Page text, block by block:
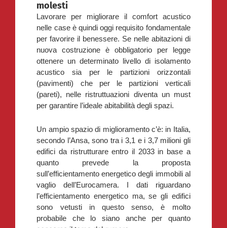
molesti
Lavorare per migliorare il comfort acustico
nelle case è quindi oggi requisito fondamentale
per favorire il benessere. Se nelle abitazioni di
nuova costruzione è obbligatorio per legge
ottenere un determinato livello di isolamento
acustico sia per le partizioni orizzontali
(pavimenti) che per le partizioni verticali
(pareti), nelle ristruttuazioni diventa un must
per garantire l’ideale abitabilità degli spazi.
Un ampio spazio di miglioramento c’è: in Italia,
secondo l’Ansa, sono tra i 3,1 e i 3,7 milioni gli
edifici da ristrutturare entro il 2033 in base a
quanto prevede la proposta
sull’efficientamento energetico degli immobili al
vaglio dell’Eurocamera. I dati riguardano
l’efficientamento energetico ma, se gli edifici
sono vetusti in questo senso, è molto
probabile che lo siano anche per quanto